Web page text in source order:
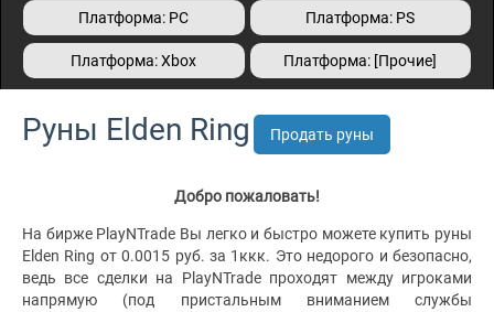
Платформа: PC Платформа: PS
Платформа: Xbox Платформа: [Прочие]
Руны Elden Ring Продать руны
Добро пожаловать!
На бирже PlayNTrade Вы легко и быстро можете купить руны
Elden Ring от 0.0015 руб. за 1ккк. Это недорого и безопасно,
ведь все сделки на PlayNTrade проходят между игроками
напрямую (под пристальным вниманием службы